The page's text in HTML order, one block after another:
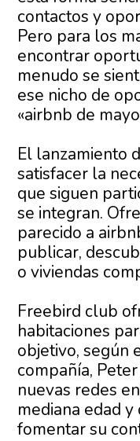
contactos y
Pero para los
encontrar
menudo se
ese nicho de
«airbnb de
El lanzamiento
satisfacer la
que siguen
se integran.
parecido a
publicar,
o viviendas
Freebird club
habitaciones
objetivo, según
compañía,
nuevas redes
mediana edad
fomentar su